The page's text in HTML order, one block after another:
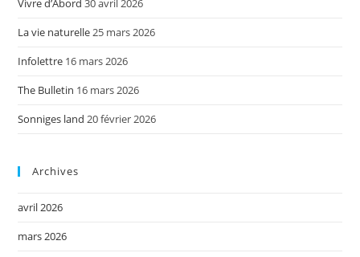
Vivre d’Abord 30 avril 2026
La vie naturelle25 mars 2026
Infolettre 16 mars 2026
The Bulletin 16 mars 2026
Sonniges land 20 février 2026
Archives
avril 2026
mars 2026